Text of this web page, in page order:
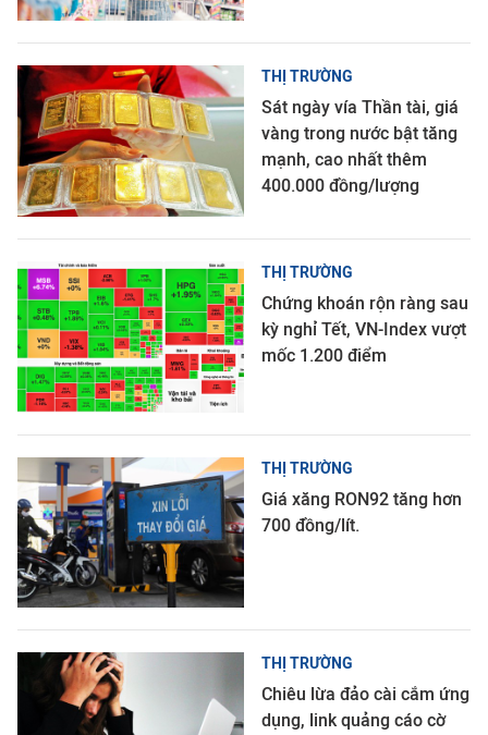
THỊ TRƯỜNG
Sát ngày vía Thần tài, giá
vàng trong nước bật tăng
mạnh, cao nhất thêm
400.000 đồng/lượng
THỊ TRƯỜNG
Chứng khoán rộn ràng sau
kỳ nghỉ Tết, VN-Index vượt
mốc 1.200 điểm
THỊ TRƯỜNG
Giá xăng RON92 tăng hơn
700 đồng/lít.
THỊ TRƯỜNG
Chiêu lừa đảo cài cắm ứng
dụng, link quảng cáo cờ